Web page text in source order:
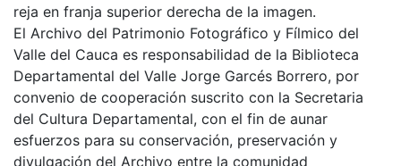
reja en franja superior derecha de la imagen.
El Archivo del Patrimonio Fotográfico y Fílmico del
Valle del Cauca es responsabilidad de la Biblioteca
Departamental del Valle Jorge Garcés Borrero, por
convenio de cooperación suscrito con la Secretaria
del Cultura Departamental, con el fin de aunar
esfuerzos para su conservación, preservación y
divulgación del Archivo entre la comunidad